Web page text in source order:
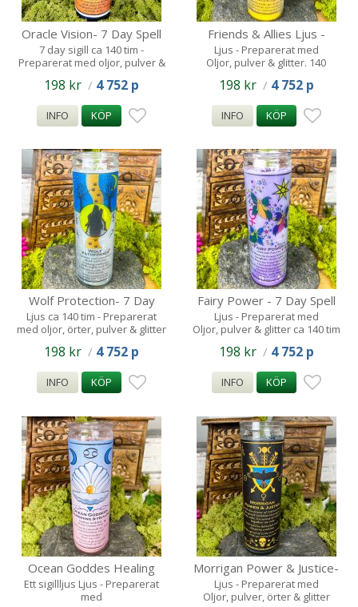
Oracle Vision- 7 Day Spell
Candle - 140tim
7 day sigill ca 140 tim -
Preparerat med oljor, pulver &
198 kr / 4 752 p
INFO KÖP
Friends & Allies Ljus -
140tim
Ljus - Preparerat med
Oljor, pulver & glitter. 140
198 kr / 4 752 p
INFO KÖP
Wolf Protection- 7 Day
Spell Candle - 140 tim
Ljus ca 140 tim - Preparerat
med oljor, örter, pulver & glitter
198 kr / 4 752 p
INFO KÖP
Fairy Power - 7 Day Spell
Candle - 140tim
Ljus - Preparerat med
Oljor, pulver & glitter ca 140 tim
198 kr / 4 752 p
INFO KÖP
Ocean Goddes Healing
Ljus- 7 Day Spell Candle-
140
Ett sigillljus Ljus - Preparerat
med
Morrigan Power & Justice-
7 Day Spell Candle - 140
Ljus - Preparerat med
Oljor, pulver, örter & glitter